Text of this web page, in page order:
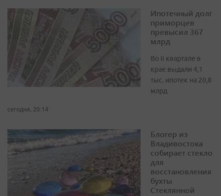
Ипотечный долг
приморцев
превысил 367
млрд
Во II квартале в
крае выдали 4,1
тыс. ипотек на 20,8
млрд
сегодня, 20:14
Блогер из
Владивостока
собирает стекло
для
восстановления
бухты
Стеклянной